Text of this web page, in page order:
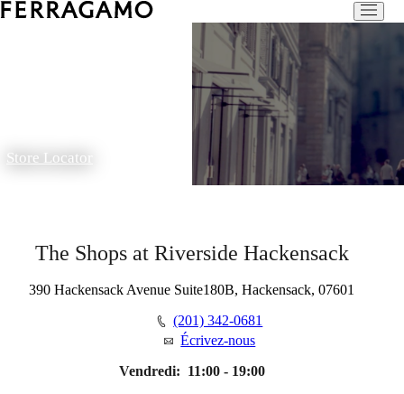
Store Locator
The Shops at Riverside Hackensack
390 Hackensack Avenue Suite180B, Hackensack, 07601
(201) 342-0681
Écrivez-nous
Vendredi: 11:00 - 19:00